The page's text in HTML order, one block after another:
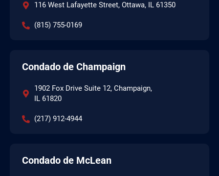
116 West Lafayette Street, Ottawa, IL 61350
(815) 755-0169
Condado de Champaign
1902 Fox Drive Suite 12, Champaign,
IL 61820
(217) 912-4944
Condado de McLean